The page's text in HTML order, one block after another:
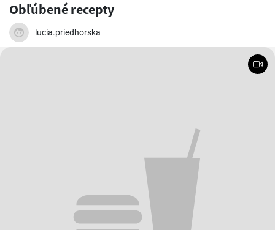
Obľúbené recepty
lucia.priedhorska